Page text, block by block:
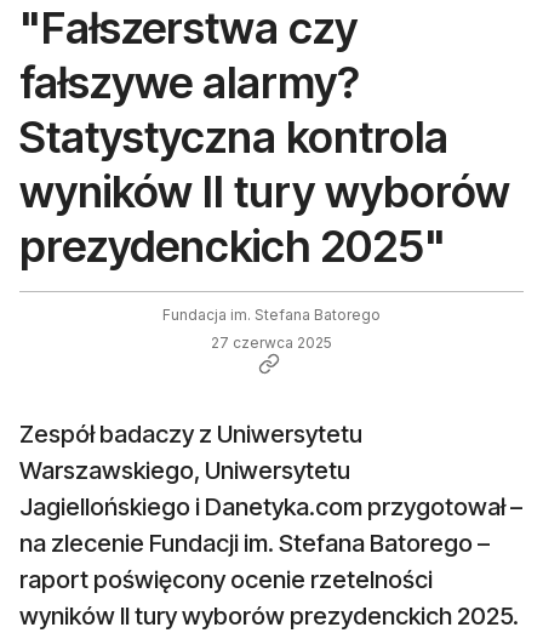
"Fałszerstwa czy
fałszywe alarmy?
Statystyczna kontrola
wyników II tury wyborów
prezydenckich 2025"
Fundacja im. Stefana Batorego
27 czerwca 2025
Zespół badaczy z Uniwersytetu
Warszawskiego, Uniwersytetu
Jagiellońskiego i Danetyka.com przygotował –
na zlecenie Fundacji im. Stefana Batorego –
raport poświęcony ocenie rzetelności
wyników II tury wyborów prezydenckich 2025.